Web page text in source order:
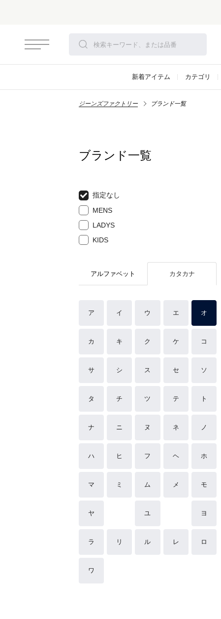
新着アイテム カテゴリ
ジーンズファクトリー ブランド一覧
ブランド一覧
指定なし
MENS
LADYS
KIDS
アルファベット カタカナ
ア イ ウ エ オ
カ キ ク ケ コ
サ シ ス セ ソ
タ チ ツ テ ト
ナ ニ ヌ ネ ノ
ハ ヒ フ ヘ ホ
マ ミ ム メ モ
ヤ ユ ヨ
ラ リ ル レ ロ
ワ